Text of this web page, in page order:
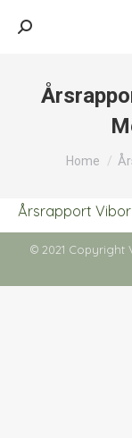
Search:
You are
Home
Årsrapport
© 2021 Copyright